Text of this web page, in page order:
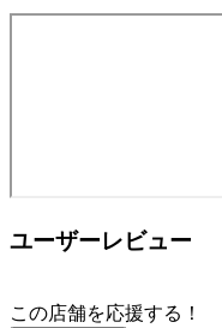
ユーザーレビュー
この店舗を応援する！